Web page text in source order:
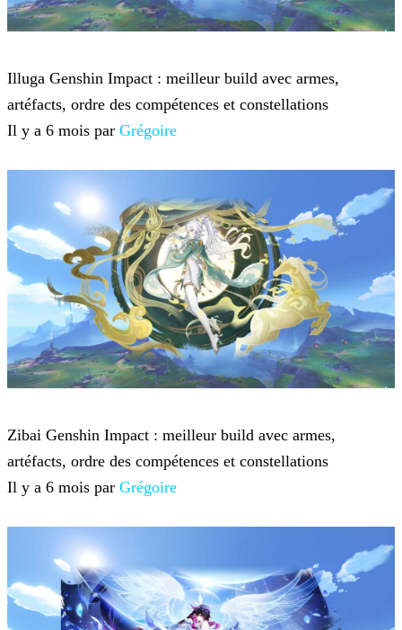
Illuga Genshin Impact : meilleur build avec armes,
artéfacts, ordre des compétences et constellations
Il y a 6 mois par Grégoire
Zibai Genshin Impact : meilleur build avec armes,
artéfacts, ordre des compétences et constellations
Il y a 6 mois par Grégoire